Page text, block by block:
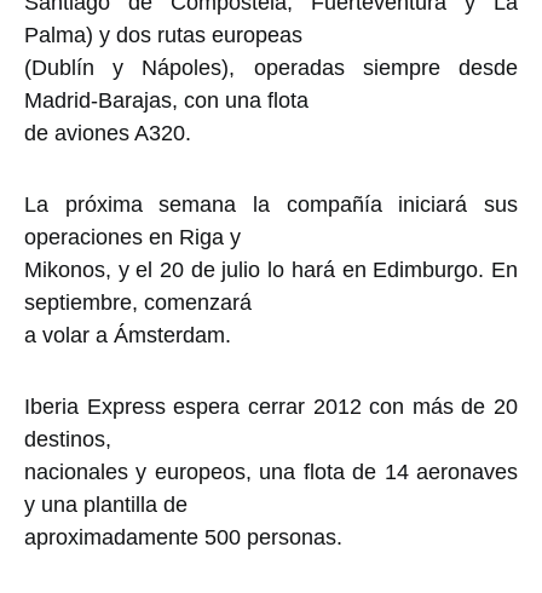
Palma) y dos rutas europeas
(Dublín y Nápoles), operadas siempre desde
Madrid-Barajas, con una flota
de aviones A320.
La próxima semana la compañía iniciará sus
operaciones en Riga y
Mikonos, y el 20 de julio lo hará en Edimburgo. En
septiembre, comenzará
a volar a Ámsterdam.
Iberia Express espera cerrar 2012 con más de 20
destinos,
nacionales y europeos, una flota de 14 aeronaves
y una plantilla de
aproximadamente 500 personas.